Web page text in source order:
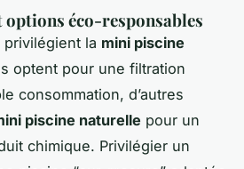
éco-responsables
la mini piscine
optent pour une filtration
consommation, d’autres
piscine naturelle pour un
chimique. Privilégier un